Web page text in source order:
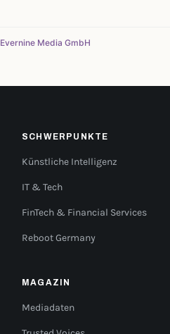
Evernine Media GmbH
SCHWERPUNKTE
Künstliche Intelligenz
IT & Tech
FinTech & Financial Services
Reboot Germany
MAGAZIN
Mediadaten